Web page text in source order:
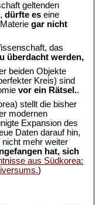
geltenden
dürfte eseine
Materiegar nicht
das
überdacht werden,
beiden Objekte
Kreis) sind
vor ein Rätsel..
stellt die bisher
modernen
Expansion des
Daten darauf hin,
mehr weiter
hat, sich
aus Südkorea:
)